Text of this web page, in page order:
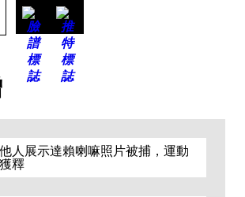
人展示達賴喇嘛照片被捕，運動
釋